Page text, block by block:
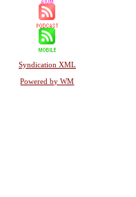
Syndication XML
Powered by WM